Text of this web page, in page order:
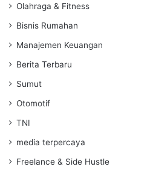
Olahraga & Fitness
Bisnis Rumahan
Manajemen Keuangan
Berita Terbaru
Sumut
Otomotif
TNI
media terpercaya
Freelance & Side Hustle